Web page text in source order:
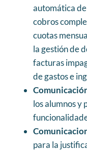
automática
cobros
cuotas
la gestión de
facturas
de gastos e
los alumnos y
para la